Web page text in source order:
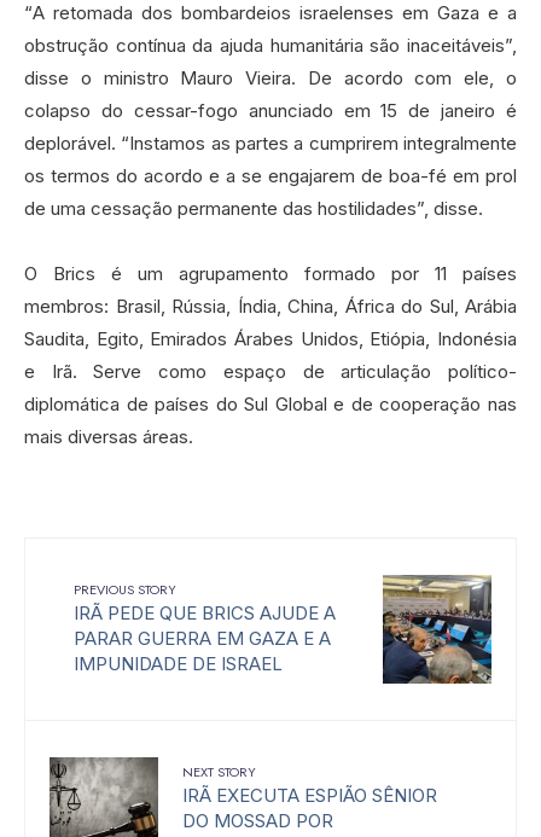
“A retomada dos bombardeios israelenses em Gaza e a
obstrução contínua da ajuda humanitária são inaceitáveis”,
disse o ministro Mauro Vieira. De acordo com ele, o
colapso do cessar-fogo anunciado em 15 de janeiro é
deplorável. “Instamos as partes a cumprirem integralmente
os termos do acordo e a se engajarem de boa-fé em prol
de uma cessação permanente das hostilidades”, disse.
O Brics é um agrupamento formado por 11 países
membros: Brasil, Rússia, Índia, China, África do Sul, Arábia
Saudita, Egito, Emirados Árabes Unidos, Etiópia, Indonésia
e Irã. Serve como espaço de articulação político-
diplomática de países do Sul Global e de cooperação nas
mais diversas áreas.
PREVIOUS STORY
IRÃ PEDE QUE BRICS AJUDE A
PARAR GUERRA EM GAZA E A
IMPUNIDADE DE ISRAEL
NEXT STORY
IRÃ EXECUTA ESPIÃO SÊNIOR
DO MOSSAD POR